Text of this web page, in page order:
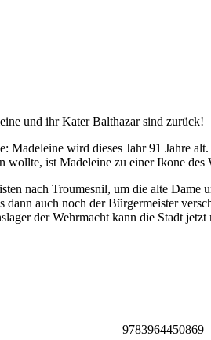
und ihr Kater Balthazar sind zurück!
Madeleine wird dieses Jahr 91 Jahre
wollte, ist Madeleine zu einer Ikone
nach Troumesnil, um die alte
dann auch noch der Bürgermeister
der Wehrmacht kann die Stadt jetzt
9783964450869